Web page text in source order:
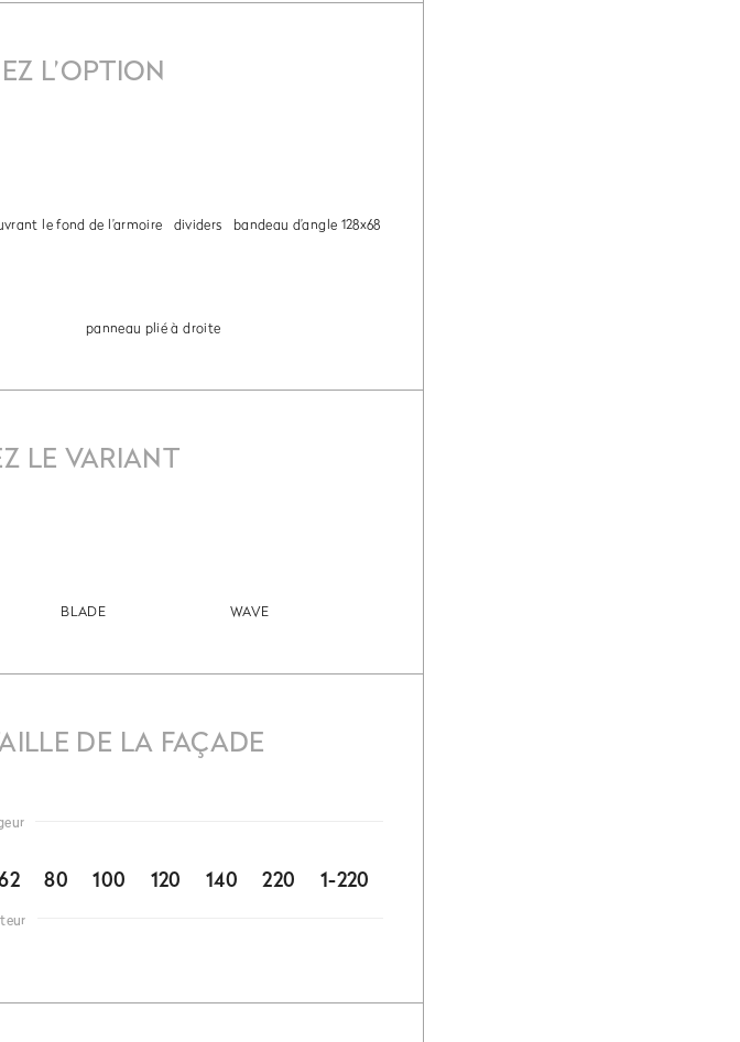
L’OPTION
le fond de l’armoire dividers bandeau d’angle 128x68
panneau plié à droite
LE VARIANT
BLADE WAVE
DE LA FAÇADE
80 100 120 140 220 1-220